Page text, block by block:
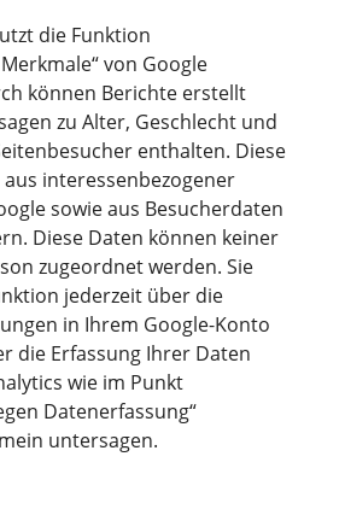
die Funktion
von Google
können Berichte erstellt
zu Alter, Geschlecht und
enthalten. Diese
interessenbezogener
sowie aus Besucherdaten
Diese Daten können keiner
zugeordnet werden. Sie
jederzeit über die
in Ihrem Google-Konto
die Erfassung Ihrer Daten
wie im Punkt
Datenerfassung“
untersagen.